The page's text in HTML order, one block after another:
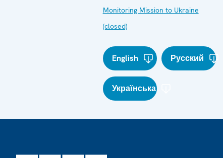
Monitoring Mission to Ukraine
(closed)
English Русский
Українська